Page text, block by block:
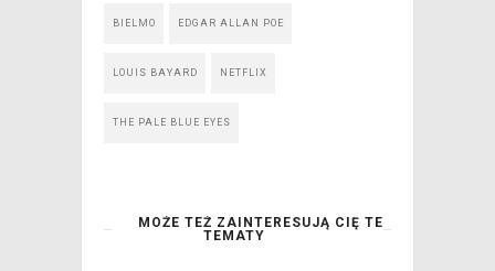
BIELMO EDGAR ALLAN POE
LOUIS BAYARD NETFLIX
THE PALE BLUE EYES
MOŻE TEŻ ZAINTERESUJĄ CIĘ TE
TEMATY